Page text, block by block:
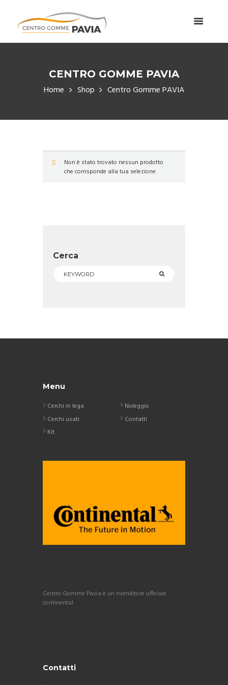
CENTRO GOMME PAVIA
Home Shop Centro Gomme PAVIA
Non è stato trovato nessun prodotto
che corrisponde alla tua selezione.
Cerca
Menu
Cerchi in lega
Cerchi usati
Kit
Noleggio
Contatti
Centro Gomme Pavia è un rivenditore ufficiale
continental
Contatti